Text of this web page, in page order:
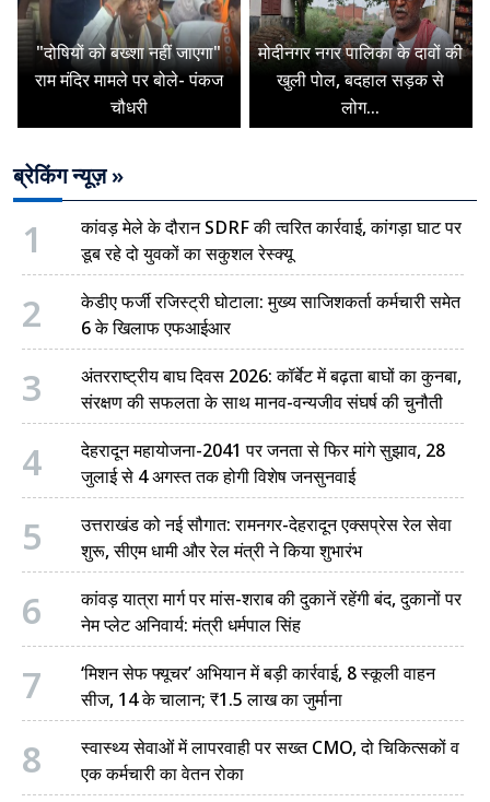
"दोषियों को बख्शा नहीं जाएगा"
राम मंदिर मामले पर बोले- पंकज
चौधरी
मोदीनगर नगर पालिका के दावों की
खुली पोल, बदहाल सड़क से
लोग...
ब्रेकिंग न्यूज़ »
1
कांवड़ मेले के दौरान SDRF की त्वरित कार्रवाई, कांगड़ा घाट पर
डूब रहे दो युवकों का सकुशल रेस्क्यू
2
केडीए फर्जी रजिस्ट्री घोटाला: मुख्य साजिशकर्ता कर्मचारी समेत
6 के खिलाफ एफआईआर
3
अंतरराष्ट्रीय बाघ दिवस 2026: कॉर्बेट में बढ़ता बाघों का कुनबा,
संरक्षण की सफलता के साथ मानव-वन्यजीव संघर्ष की चुनौती
4
देहरादून महायोजना-2041 पर जनता से फिर मांगे सुझाव, 28
जुलाई से 4 अगस्त तक होगी विशेष जनसुनवाई
5
उत्तराखंड को नई सौगात: रामनगर-देहरादून एक्सप्रेस रेल सेवा
शुरू, सीएम धामी और रेल मंत्री ने किया शुभारंभ
6
कांवड़ यात्रा मार्ग पर मांस-शराब की दुकानें रहेंगी बंद, दुकानों पर
नेम प्लेट अनिवार्य: मंत्री धर्मपाल सिंह
7
‘मिशन सेफ फ्यूचर’ अभियान में बड़ी कार्रवाई, 8 स्कूली वाहन
सीज, 14 के चालान; ₹1.5 लाख का जुर्माना
8
स्वास्थ्य सेवाओं में लापरवाही पर सख्त CMO, दो चिकित्सकों व
एक कर्मचारी का वेतन रोका